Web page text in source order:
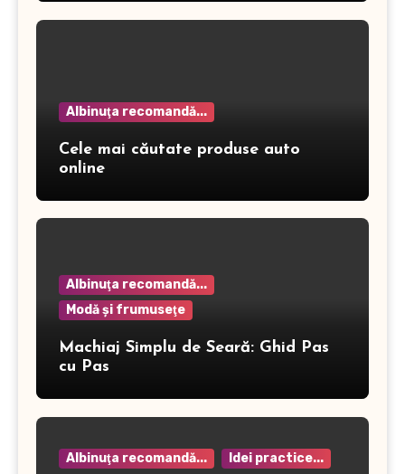
Albinuţa recomandă...
Cele mai căutate produse auto
online
Albinuţa recomandă...
Modă şi frumuseţe
Machiaj Simplu de Seară: Ghid Pas
cu Pas
Albinuţa recomandă...
Idei practice...